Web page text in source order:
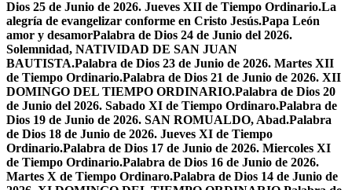
Dios 25 de Junio de 2026. Jueves XII de Tiempo Ordinario.La
alegría de evangelizar conforme en Cristo Jesús.Papa León
amor y desamorPalabra de Dios 24 de Junio del 2026.
Solemnidad, NATIVIDAD DE SAN JUAN
BAUTISTA.Palabra de Dios 23 de Junio de 2026. Martes XII
de Tiempo Ordinario.Palabra de Dios 21 de Junio de 2026. XII
DOMINGO DEL TIEMPO ORDINARIO.Palabra de Dios 20
de Junio del 2026. Sabado XI de Tiempo Ordinaro.Palabra de
Dios 19 de Junio de 2026. SAN ROMUALDO, Abad.Palabra
de Dios 18 de Junio de 2026. Jueves XI de Tiempo
Ordinario.Palabra de Dios 17 de Junio de 2026. Miercoles XI
de Tiempo Ordinario.Palabra de Dios 16 de Junio de 2026.
Martes X de Tiempo Ordinaro.Palabra de Dios 14 de Junio de